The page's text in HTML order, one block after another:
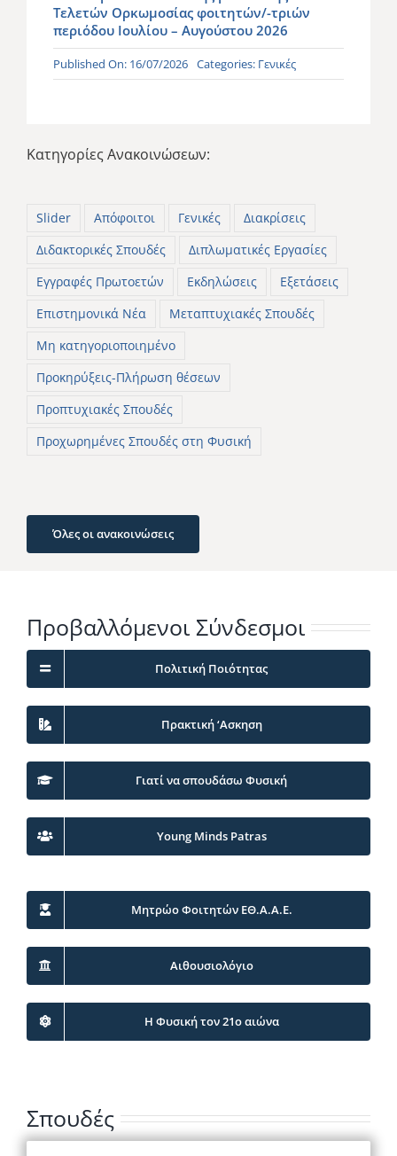
Τελετών Ορκωμοσίας φοιτητών/-τριών
περιόδου Ιουλίου – Αυγούστου 2026
Published On: 16/07/2026 Categories: Γενικές
Κατηγορίες Ανακοινώσεων:
Slider Απόφοιτοι Γενικές
Διακρίσεις
Διδακτορικές Σπουδές
Διπλωματικές Εργασίες
Εγγραφές Πρωτοετών
Εκδηλώσεις
Εξετάσεις
Επιστημονικά Νέα
Μεταπτυχιακές Σπουδές
Μη κατηγοριοποιημένο
Προκηρύξεις-Πλήρωση θέσεων
Προπτυχιακές Σπουδές
Προχωρημένες Σπουδές στη Φυσική
Όλες οι ανακοινώσεις
Προβαλλόμενοι Σύνδεσμοι
Πολιτική Ποιότητας
Πρακτική ‘Ασκηση
Γιατί να σπουδάσω Φυσική
Young Minds Patras
Μητρώο Φοιτητών ΕΘ.Α.Α.Ε.
Αιθουσιολόγιο
Η Φυσική τον 21ο αιώνα
Σπουδές